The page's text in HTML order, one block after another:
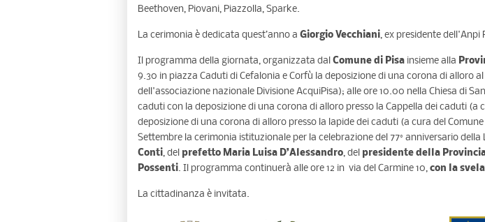
Beethoven, Piovani, Piazzolla, Sparke.
La cerimonia è dedicata quest’anno a Giorgio Vecchiani, ex presidente dell'Anpi
Il programma della giornata, organizzata dal Comune di Pisa insieme alla
9.30 in piazza Caduti di Cefalonia e Corfù la deposizione di una corona di alloro
dell'associazione nazionale Divisione AcquiPisa); alle ore 10.00 nella Chiesa di
caduti con la deposizione di una corona di alloro presso la Cappella dei caduti (a
deposizione di una corona di alloro presso la lapide dei caduti (a cura del
Settembre la cerimonia istituzionale per la celebrazione del 77° anniversario
Conti, del prefetto Maria Luisa D’Alessandro, del presidente della
Possenti. Il programma continuerà alle ore 12 in via del Carmine 10, con la
La cittadinanza è invitata.